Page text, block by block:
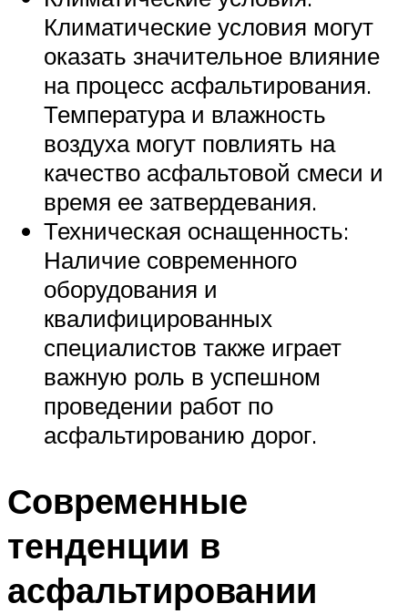
Климатические условия могут
оказать значительное влияние
на процесс асфальтирования.
Температура и влажность
воздуха могут повлиять на
качество асфальтовой смеси и
время ее затвердевания.
Техническая оснащенность:
Наличие современного
оборудования и
квалифицированных
специалистов также играет
важную роль в успешном
проведении работ по
асфальтированию дорог.
Современные
тенденции в
асфальтировании